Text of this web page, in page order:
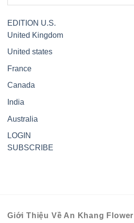
EDITION U.S.
United Kingdom
United states
France
Canada
India
Australia
LOGIN
SUBSCRIBE
Giới Thiệu Về An Khang Flower